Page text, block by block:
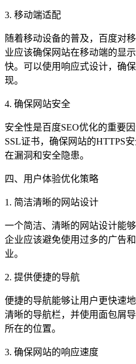
3. 移动端适配
随着移动设备的普及，百度对
业应该确保网站在移动端的显
快。可以使用响应式设计，确
现。
4. 确保网站安全
安全性是百度SEO优化的重要
SSL证书，确保网站的HTTPS
在漏洞和安全隐患。
四、用户体验优化策略
1. 简洁清晰的网站设计
一个简洁、清晰的网站设计能
企业应该避免使用过多的广告
业。
2. 提供便捷的导航
便捷的导航能够让用户更快速
清晰的导航栏，并使用面包屑
所在的位置。
3. 确保网站的响应速度